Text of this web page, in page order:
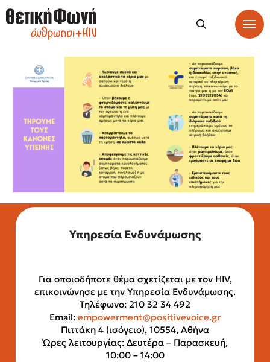
Υπηρεσία Ενδυνάμωσης
Για οποιοδήποτε θέμα σχετίζεται με τον HIV,
επικοινώνησε με την Υπηρεσία Ενδυνάμωσης.
Τηλέφωνο: 210 32 34 492
Email: empowerment@positivevoice.gr
Πιττάκη 4 (ισόγειο), 10554, Αθήνα
Ώρες λειτουργίας: Δευτέρα – Παρασκευή,
10:00 – 14:00